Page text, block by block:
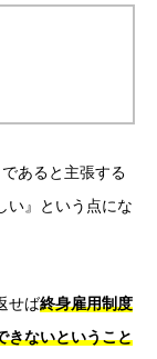
あると主張する
い』という点にな
せば終身雇用制度
きないということ